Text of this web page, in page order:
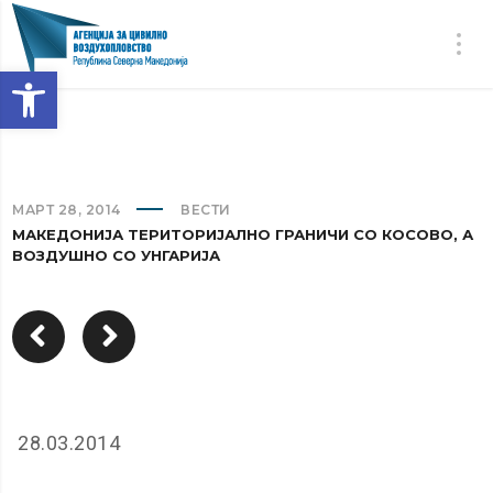
Open toolbar
МАРТ 28, 2014 ВЕСТИ
МАКЕДОНИЈА ТЕРИТОРИЈАЛНО ГРАНИЧИ СО КОСОВО, А
ВОЗДУШНО СО УНГАРИЈА
28.03.2014